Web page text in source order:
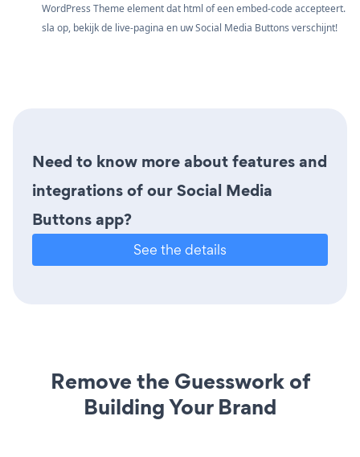
WordPress Theme element dat html of een embed-code accepteert.
sla op, bekijk de live-pagina en uw Social Media Buttons verschijnt!
Need to know more about features and
integrations of our Social Media
Buttons app?
See the details
Remove the Guesswork of
Building Your Brand